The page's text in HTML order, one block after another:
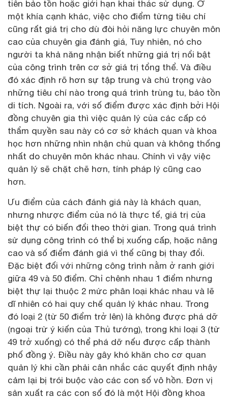
tiên bảo tồn hoặc giới hạn khai thác sử dụng. Ở
một khía cạnh khác, việc cho điểm từng tiêu chí
cũng rất giá trị cho dù đòi hỏi năng lực chuyên môn
cao của chuyên gia đánh giá, Tuy nhiên, nó cho
người ta khả năng nhận biết những giá trị nổi bật
của công trình trên cơ sở giá trị tổng thể. Và điều
đó xác định rõ hơn sự tập trung và chú trọng vào
những tiêu chí nào trong quá trình trùng tu, bảo tồn
di tích. Ngoài ra, với số điểm được xác định bởi Hội
đồng chuyên gia thì việc quản lý của các cấp có
thẩm quyền sau này có cơ sở khách quan và khoa
học hơn những nhìn nhận chủ quan và không thống
nhất do chuyên môn khác nhau. Chính vì vậy việc
quản lý sẽ chặt chẽ hơn, tính pháp lý cũng cao
hơn.
Ưu điểm của cách đánh giá này là khách quan,
nhưng nhược điểm của nó là thực tế, giá trị của
biệt thự có biến đổi theo thời gian. Trong quá trình
sử dụng công trình có thể bị xuống cấp, hoặc nâng
cao và số điểm đánh giá vì thế cũng bị thay đổi.
Đặc biệt đối với những công trình nằm ở ranh giới
giữa 49 và 50 điểm. Chỉ chênh nhau 1 điểm nhưng
biệt thự lại thuộc 2 mức phân loại khác nhau và lẽ
dĩ nhiên có hai quy chế quản lý khác nhau. Trong
đó loại 2 (từ 50 điểm trở lên) là không được phá dỡ
(ngoại trừ ý kiến của Thủ tướng), trong khi loại 3 (từ
49 trở xuống) có thể phá dỡ nếu được cấp thành
phố đồng ý. Điều này gây khó khăn cho cơ quan
quản lý khi cần phải cân nhắc các quyết định nhậy
cảm lại bị trói buộc vào các con số vô hồn. Đơn vị
sản xuất ra các con số đó là một Hội đồng khoa